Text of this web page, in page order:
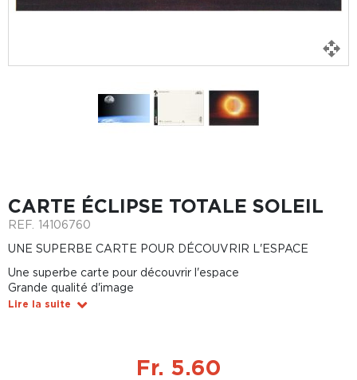
CARTE ÉCLIPSE TOTALE SOLEIL
REF. 14106760
UNE SUPERBE CARTE POUR DÉCOUVRIR L'ESPACE
Une superbe carte pour découvrir l'espace
Grande qualité d'image
Lire la suite
Fr. 5.60